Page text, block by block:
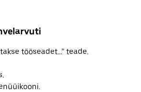
tööseadet…” teade.